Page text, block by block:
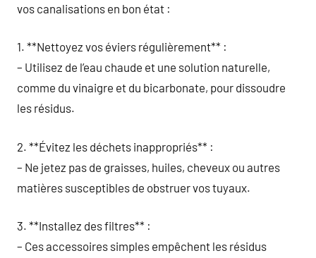
vos canalisations en bon état :
1. **Nettoyez vos éviers régulièrement** :
– Utilisez de l’eau chaude et une solution naturelle,
comme du vinaigre et du bicarbonate, pour dissoudre
les résidus.
2. **Évitez les déchets inappropriés** :
– Ne jetez pas de graisses, huiles, cheveux ou autres
matières susceptibles de obstruer vos tuyaux.
3. **Installez des filtres** :
– Ces accessoires simples empêchent les résidus